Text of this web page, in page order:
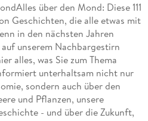
über den Mond: Diese 111
Geschichten, die alle etwas mit
in den nächsten Jahren
unserem Nachbargestirn
alles, was Sie zum Thema
unterhaltsam nicht nur
sondern auch über den
und Pflanzen, unsere
- und über die Zukunft,